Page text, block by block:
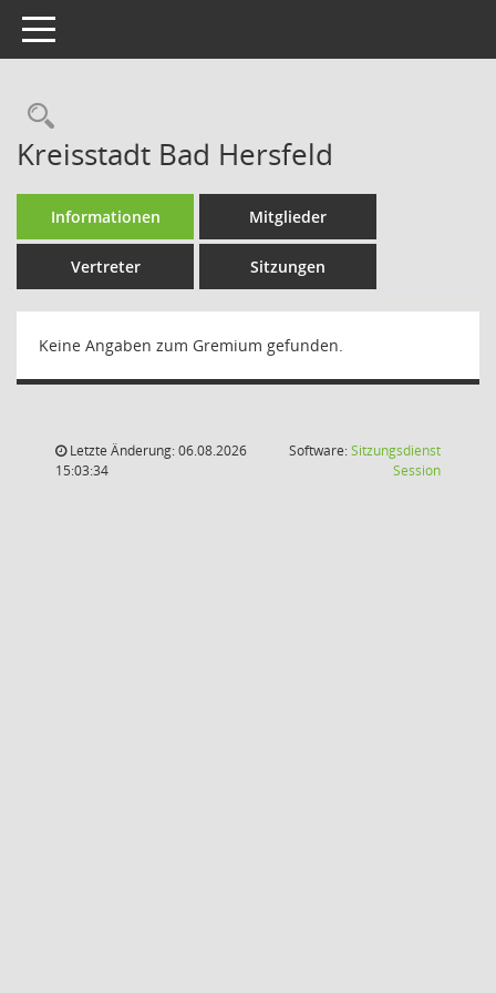
Toggle navigation
Rechercheauswahl
Kreisstadt Bad Hersfeld
Informationen Mitglieder
Vertreter Sitzungen
Keine Angaben zum Gremium gefunden.
Letzte Änderung: 06.08.2026
15:03:34
Software:Sitzungsdienst
Session(Wird in